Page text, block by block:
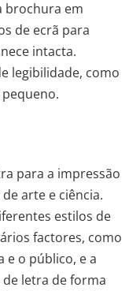
brochura em
de ecrã para
intacta.
legibilidade, como
para a impressão
arte e ciência.
estilos de
factores, como
e o público, e a
letra de forma